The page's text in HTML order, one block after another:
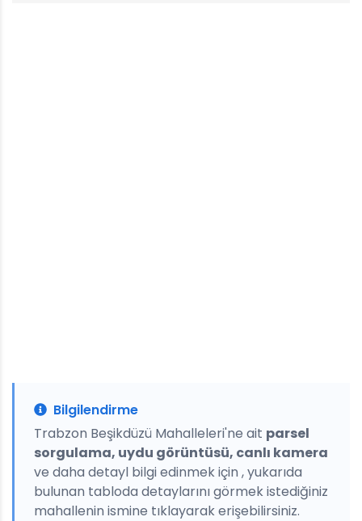
Bilgilendirme
Trabzon Beşikdüzü Mahalleleri'ne ait parsel
sorgulama, uydu görüntüsü, canlı kamera
ve daha detayl bilgi edinmek için , yukarıda
bulunan tabloda detaylarını görmek istediğiniz
mahallenin ismine tıklayarak erişebilirsiniz.